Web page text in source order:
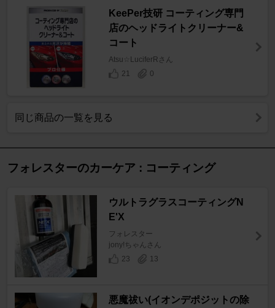
KeePer技研 コーティング専門
店のヘッドライトクリーナー&
コート
Atsu☆LuciferRさん
21
0
同じ商品の一覧を見る
フォレスターのカーケア : コーティング
ウルトラグラスコーティングN
E'X
フォレスター
jony!ちゃんさん
23
13
悪魔祓い(イオンデポジットの除